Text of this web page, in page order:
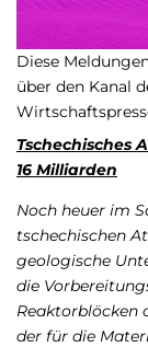
Diese
über den Kanal
Tschechisches
16 Milliarden
Noch heuer im
tschechischen
geologische
die
Reaktorblöcken
der für die